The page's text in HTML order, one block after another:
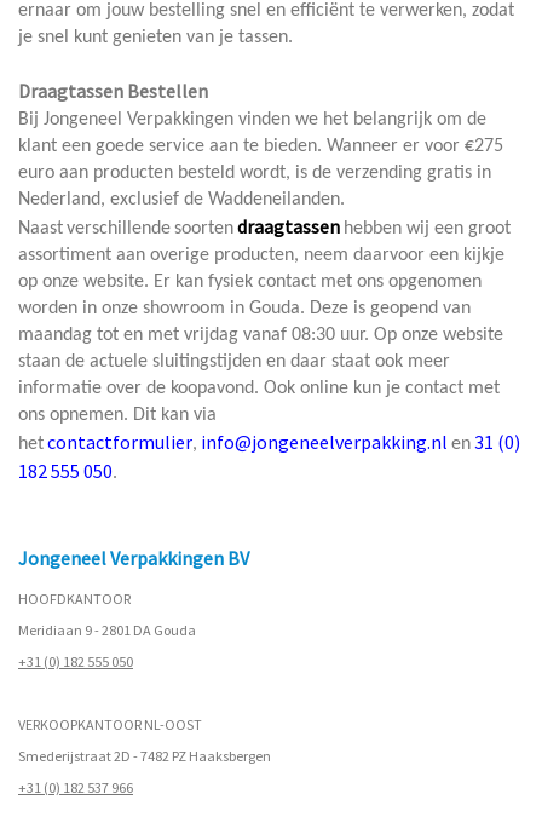
ernaar om jouw bestelling snel en efficiënt te verwerken, zodat
je snel kunt genieten van je tassen.
Draagtassen Bestellen
Bij Jongeneel Verpakkingen vinden we het belangrijk om de
klant een goede service aan te bieden. Wanneer er voor €275
euro aan producten besteld wordt, is de verzending gratis in
Nederland, exclusief de Waddeneilanden.
Naastverschillendesoortendraagtassen hebben wij een groot
assortiment aan overige producten, neem daarvoor een kijkje
op onze website. Er kan fysiek contact met ons opgenomen
worden in onze showroom in Gouda. Deze is geopend van
maandag tot en met vrijdag vanaf 08:30 uur. Op onze website
staan de actuele sluitingstijden en daar staat ook meer
informatie over de koopavond. Ook online kun je contact met
ons opnemen. Dit kan via
hetcontactformulier, info@jongeneelverpakking.nl en31 (0)
182 555 050.
Jongeneel Verpakkingen BV
HOOFDKANTOOR
Meridiaan 9 - 2801 DA Gouda
+31 (0) 182 555 050
VERKOOPKANTOOR NL-OOST
Smederijstraat 2D - 7482 PZ Haaksbergen
+31 (0) 182 537 966